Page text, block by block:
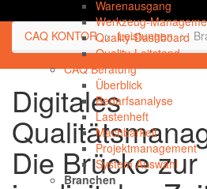
Warenausgang
Werkzeug-
Quality-Dashboard
Quality-Leitstand
CAQ Beratung
Überblick
Bedarfsanalyse
Lastenheft
Machbarkeit
Projektmanagement
System Auswahl
Branchen
CAQ KONTOR Leistungen
Digitales
Die Brücke